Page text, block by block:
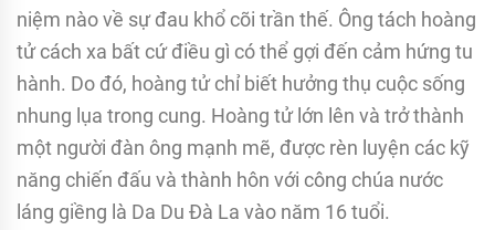
niệm nào về sự đau khổ cõi trần thế. Ông tách hoàng
tử cách xa bất cứ điều gì có thể gợi đến cảm hứng tu
hành. Do đó, hoàng tử chỉ biết hưởng thụ cuộc sống
nhung lụa trong cung. Hoàng tử lớn lên và trở thành
một người đàn ông mạnh mẽ, được rèn luyện các kỹ
năng chiến đấu và thành hôn với công chúa nước
láng giềng là Da Du Đà La vào năm 16 tuổi.